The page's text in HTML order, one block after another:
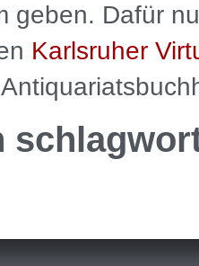
geben. Dafür
Karlsruher